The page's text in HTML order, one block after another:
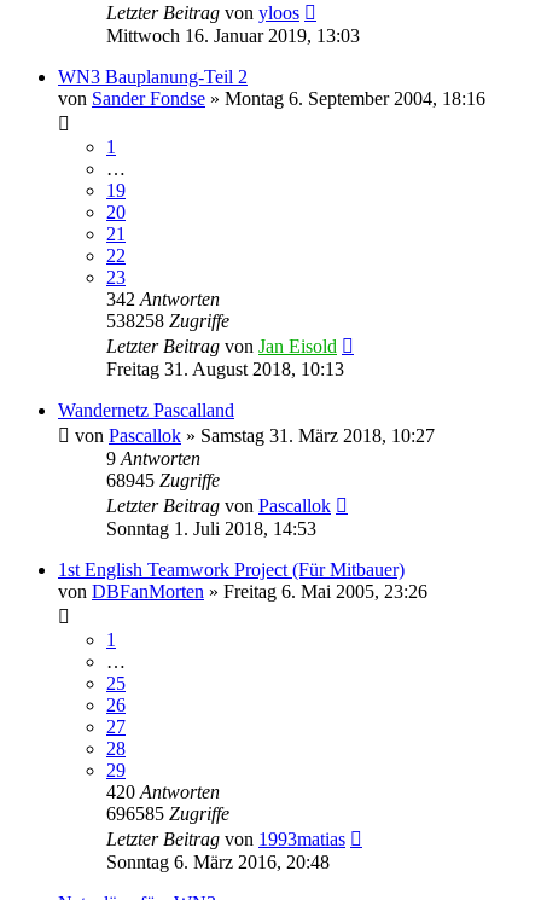
Letzter Beitrag von yloos
Mittwoch 16. Januar 2019, 13:03
WN3 Bauplanung-Teil 2
von Sander Fondse » Montag 6. September 2004, 18:16
1
…
19
20
21
22
23
342 Antworten
538258 Zugriffe
Letzter Beitrag von Jan Eisold
Freitag 31. August 2018, 10:13
Wandernetz Pascalland
von Pascallok » Samstag 31. März 2018, 10:27
9 Antworten
68945 Zugriffe
Letzter Beitrag von Pascallok
Sonntag 1. Juli 2018, 14:53
1st English Teamwork Project (Für Mitbauer)
von DBFanMorten » Freitag 6. Mai 2005, 23:26
1
…
25
26
27
28
29
420 Antworten
696585 Zugriffe
Letzter Beitrag von 1993matias
Sonntag 6. März 2016, 20:48